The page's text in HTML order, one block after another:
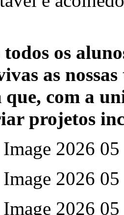
os
as
com a
projetos